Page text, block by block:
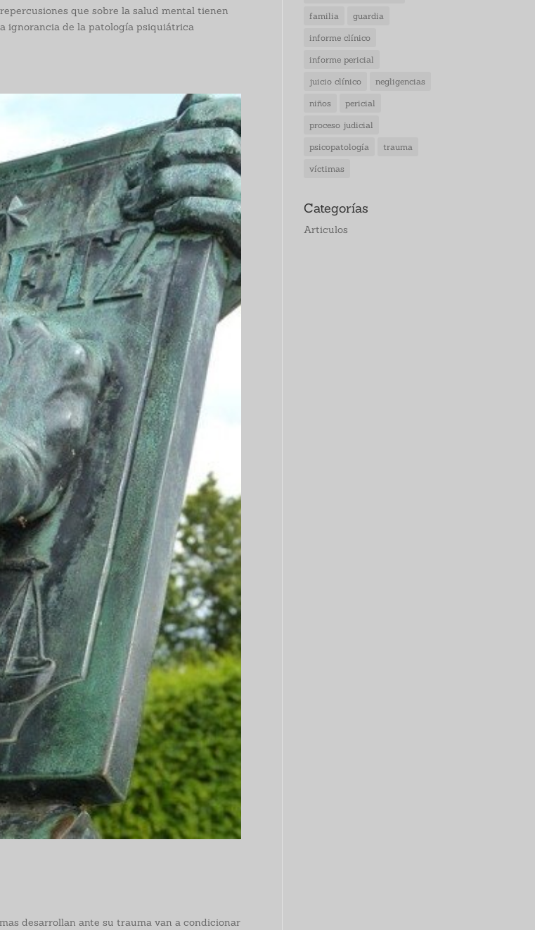
que sobre la salud mental tienen
ignorancia de la patología psiquiátrica
desarrollan ante su trauma van a condicionar
familia guardia
informe clínico
informe pericial
juicio clínico negligencias
niños pericial
proceso judicial
psicopatología trauma
víctimas
Categorías
Articulos